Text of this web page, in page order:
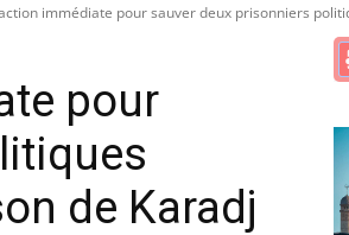
immédiate pour sauver deux prisonniers
pour
de Karadj